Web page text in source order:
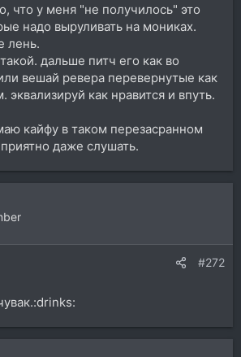
что у меня "не получилось" это
надо выруливать на мониках.
лень.
дальше питч его как во
вешай ревера перевернутые как
как нравится и впуть.
кайфу в таком перезасранном
даже слушать.
#272